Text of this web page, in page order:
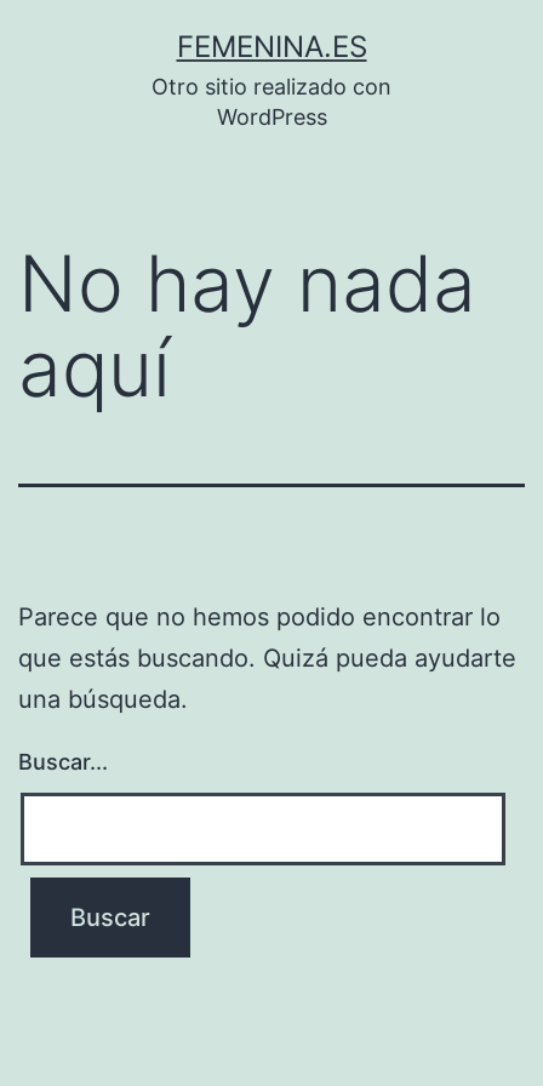
FEMENINA.ES
Otro sitio realizado con
WordPress
No hay nada
aquí
Parece que no hemos podido encontrar lo
que estás buscando. Quizá pueda ayudarte
una búsqueda.
Buscar...